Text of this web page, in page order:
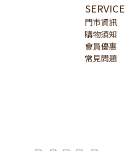
SERVICE
門市資訊
購物須知
會員優惠
常見問題